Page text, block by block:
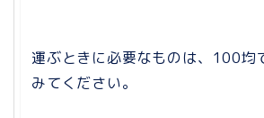
運ぶときに必要なものは、100均
みてください。